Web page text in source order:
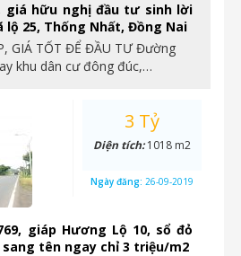
giá hữu nghị đầu tư sinh lời
lộ 25, Thống Nhất, Đồng Nai
GIÁ TỐT ĐỂ ĐẦU TƯ Đường
khu dân cư đông đúc,…
giáp Hương Lộ 10, sổ đỏ
tên ngay chỉ 3 triệu/m2
3 Tỷ
Diện tích:1018 m2
Ngày đăng: 26-09-2019